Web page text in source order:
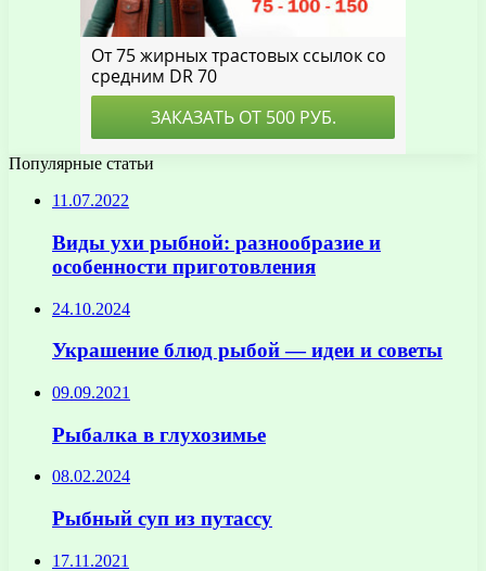
Популярные статьи
11.07.2022
Виды ухи рыбной: разнообразие и
особенности приготовления
24.10.2024
Украшение блюд рыбой — идеи и советы
09.09.2021
Рыбалка в глухозимье
08.02.2024
Рыбный суп из путассу
17.11.2021